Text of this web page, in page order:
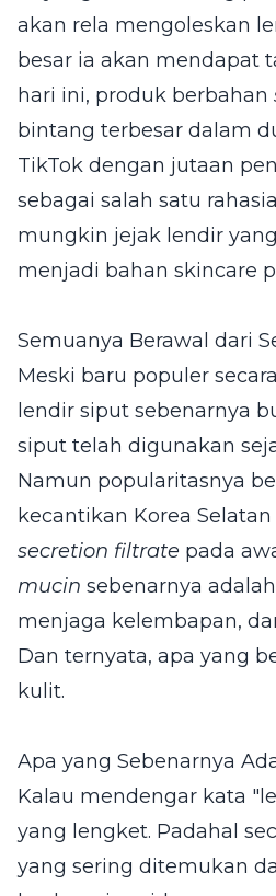
akan rela mengoleskan
besar ia akan mendapat
hari ini, produk berbahan
bintang terbesar dalam
TikTok dengan jutaan
sebagai salah satu
mungkin jejak lendir
menjadi bahan skincare
Semuanya Berawal dari
Meski baru populer
lendir siput sebenarnya
siput telah digunakan
Namun popularitasnya
kecantikan Korea
secretion filtrate pada
mucin sebenarnya
menjaga kelembapan,
Dan ternyata, apa yang
kulit.
Apa yang Sebenarnya
Kalau mendengar kata
yang lengket. Padahal
yang sering ditemukan